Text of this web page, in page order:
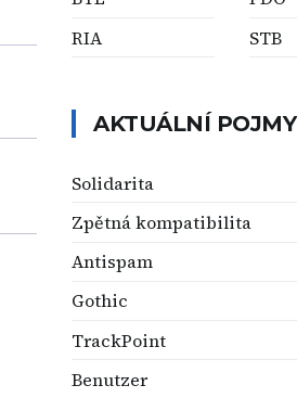
RIA
STB
AKTUÁLNÍ POJMY
Solidarita
Zpětná kompatibilita
Antispam
Gothic
TrackPoint
Benutzer